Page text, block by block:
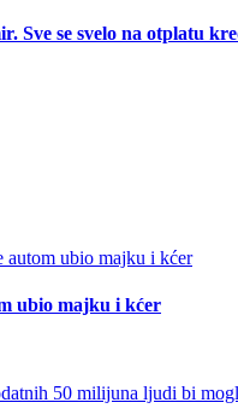
Sve se svelo na otplatu
ubio majku i kćer